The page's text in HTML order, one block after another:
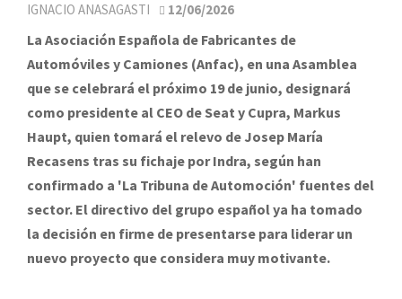
IGNACIO ANASAGASTI 12/06/2026
La Asociación Española de Fabricantes de
Automóviles y Camiones (Anfac), en una Asamblea
que se celebrará el próximo 19 de junio, designará
como presidente al CEO de Seat y Cupra, Markus
Haupt, quien tomará el relevo de Josep María
Recasens tras su fichaje por Indra, según han
confirmado a 'La Tribuna de Automoción' fuentes del
sector. El directivo del grupo español ya ha tomado
la decisión en firme de presentarse para liderar un
nuevo proyecto que considera muy motivante.